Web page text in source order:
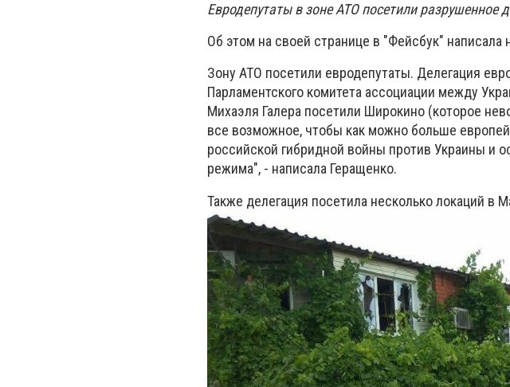
Евродепутаты в зоне АТО посетили разрушенное
Об этом на своей странице в "Фейсбук"
Зону АТО посетили евродепутаты. Делегация
Парламентского комитета ассоциации между
Михаэля Галера посетили Широкино (которое
все возможное, чтобы как можно больше
российской гибридной войны против Украины и
режима", - написала Геращенко.
Также делегация посетила несколько локаций в